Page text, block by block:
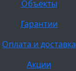
Объекты
Гарантии
Оплата и доставка
Акции